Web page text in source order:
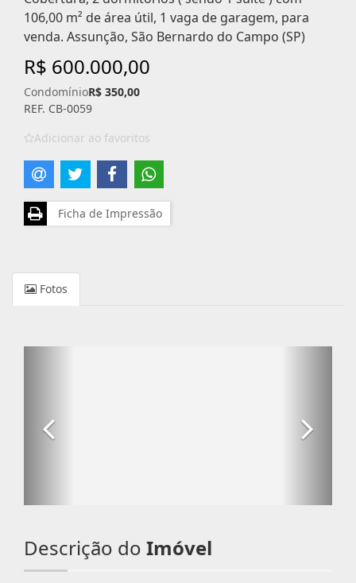
106,00 m² de área útil, 1 vaga de garagem, para
venda. Assunção, São Bernardo do Campo (SP)
R$ 600.000,00
CondomínioR$ 350,00
REF. CB-0059
Adicionar ao favoritos
Ficha de Impressão
Fotos
Descrição do Imóvel